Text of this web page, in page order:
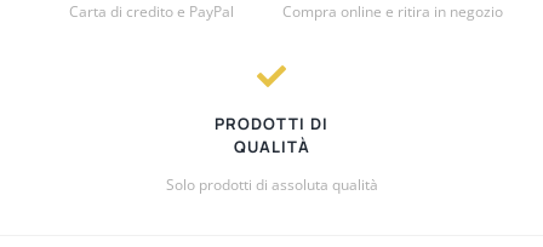
Carta di credito e PayPal Compra online e ritira in negozio
PRODOTTI DI
QUALITÀ
Solo prodotti di assoluta qualità